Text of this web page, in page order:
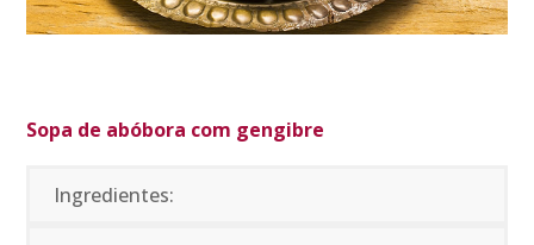
Sopa de abóbora com gengibre
Ingredientes: